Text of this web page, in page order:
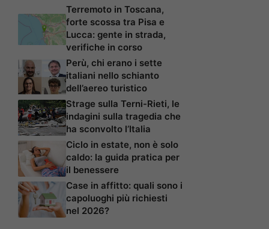
Terremoto in Toscana,
forte scossa tra Pisa e
Lucca: gente in strada,
verifiche in corso
Perù, chi erano i sette
italiani nello schianto
dell’aereo turistico
Strage sulla Terni-Rieti, le
indagini sulla tragedia che
ha sconvolto l’Italia
Ciclo in estate, non è solo
caldo: la guida pratica per
il benessere
Case in affitto: quali sono i
capoluoghi più richiesti
nel 2026?